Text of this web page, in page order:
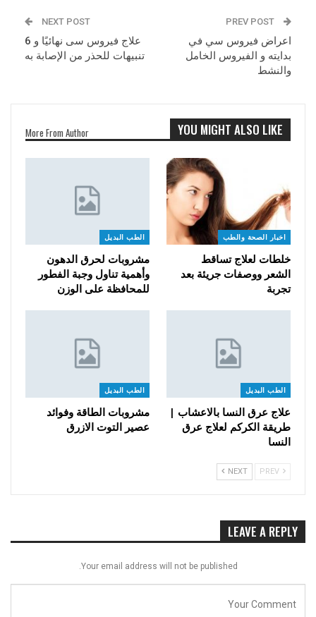
اعراض فيروس سي في
بدايته و الفيروس الخامل
والنشط
NEXT POST
علاج فيروس سى نهائيًا و 6
تنبيهات للحذر من الإصابة به
YOU MIGHT ALSO LIKE
More From Author
اخبار الصحة والطب
خلطات لعلاج تساقط
الشعر ووصفات جريئة بعد
تجربة
الطب البديل
مشروبات لحرق الدهون
وأهمية تناول وجبة الفطور
للمحافظة على الوزن
الطب البديل
علاج عرق النسا بالاعشاب |
طريقة الكركم لعلاج عرق
النسا
الطب البديل
مشروبات الطاقة وفوائد
عصير التوت الازرق
NEXT
LEAVE A REPLY
Your email address will not be published.